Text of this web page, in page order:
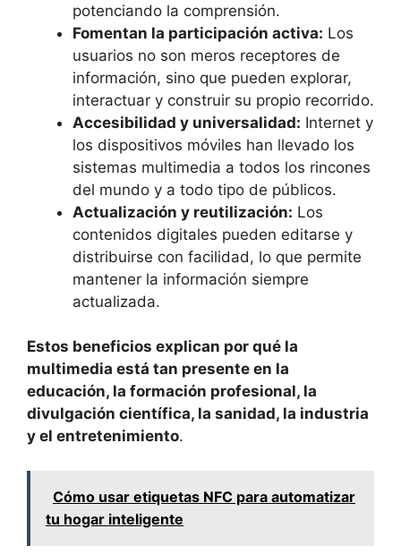
potenciando la comprensión.
Fomentan la participación activa: Los
usuarios no son meros receptores de
información, sino que pueden explorar,
interactuar y construir su propio recorrido.
Accesibilidad y universalidad: Internet y
los dispositivos móviles han llevado los
sistemas multimedia a todos los rincones
del mundo y a todo tipo de públicos.
Actualización y reutilización: Los
contenidos digitales pueden editarse y
distribuirse con facilidad, lo que permite
mantener la información siempre
actualizada.
Estos beneficios explican por qué la
multimedia está tan presente en la
educación, la formación profesional, la
divulgación científica, la sanidad, la industria
y el entretenimiento.
Cómo usar etiquetas NFC para automatizar
tu hogar inteligente